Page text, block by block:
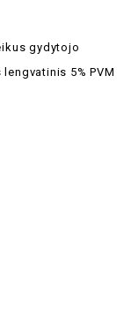
gydytojo
5% PVM